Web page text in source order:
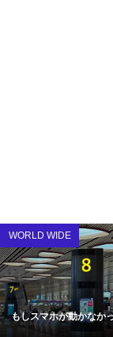
WORLD WIDE
もしスマホが動かなか